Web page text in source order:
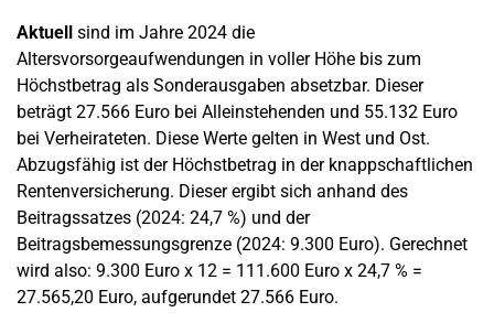
Aktuell sind im Jahre 2024 die
Altersvorsorgeaufwendungen in voller Höhe bis zum
Höchstbetrag als Sonderausgaben absetzbar. Dieser
beträgt 27.566 Euro bei Alleinstehenden und 55.132 Euro
bei Verheirateten. Diese Werte gelten in West und Ost.
Abzugsfähig ist der Höchstbetrag in der knappschaftlichen
Rentenversicherung. Dieser ergibt sich anhand des
Beitragssatzes (2024: 24,7 %) und der
Beitragsbemessungsgrenze (2024: 9.300 Euro). Gerechnet
wird also: 9.300 Euro x 12 = 111.600 Euro x 24,7 % =
27.565,20 Euro, aufgerundet 27.566 Euro.